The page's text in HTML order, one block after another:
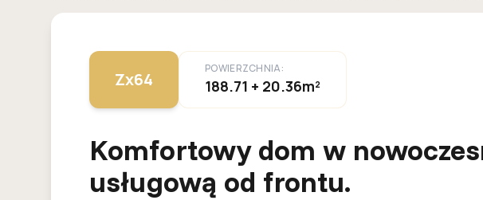
Zx64
POWIERZCHNIA:
188.71 + 20.36m²
Komfortowy dom w
usługową od frontu.